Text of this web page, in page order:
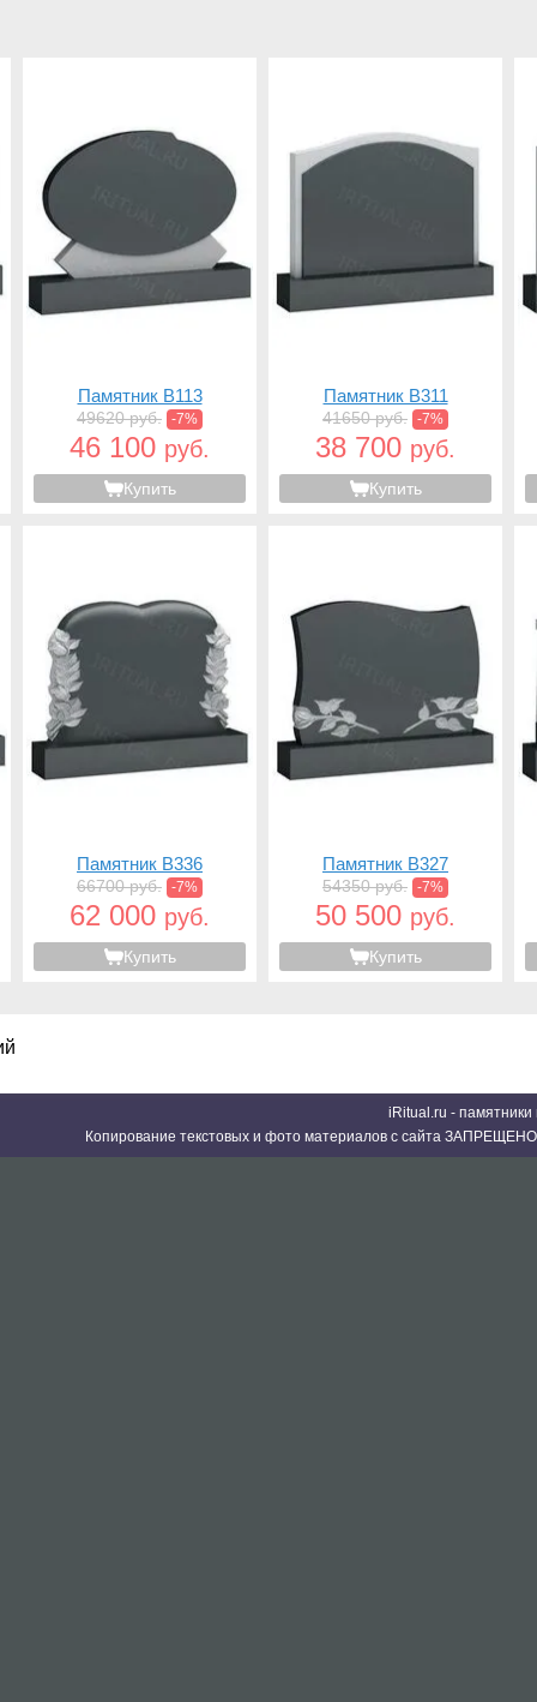
Памятник B113
49620 руб. -7%
46 100 руб.
Купить
Памятник B311
41650 руб. -7%
38 700 руб.
Купить
Памятник B336
66700 руб. -7%
62 000 руб.
Купить
Памятник B327
54350 руб. -7%
50 500 руб.
Купить
iRitual.ru -
Копирование текстовых и фото материалов с сайта